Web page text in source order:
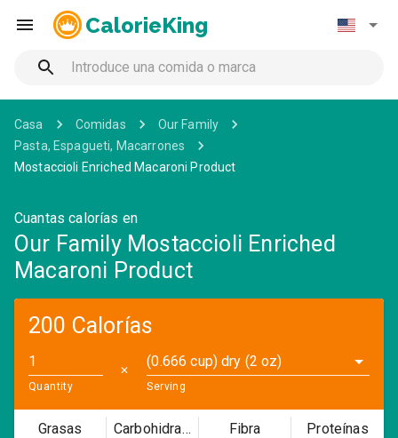
CalorieKing
Casa Comidas
Our Family
Pasta, Espagueti, Macarrones
Mostaccioli Enriched Macaroni Product
Cuantas calorías en
Our Family Mostaccioli Enriched
Macaroni Product
200 Calorías
Quantity
✕
(0.666 cup) dry (2 oz)
Serving
Grasas Carbohidratos Fibra Proteínas